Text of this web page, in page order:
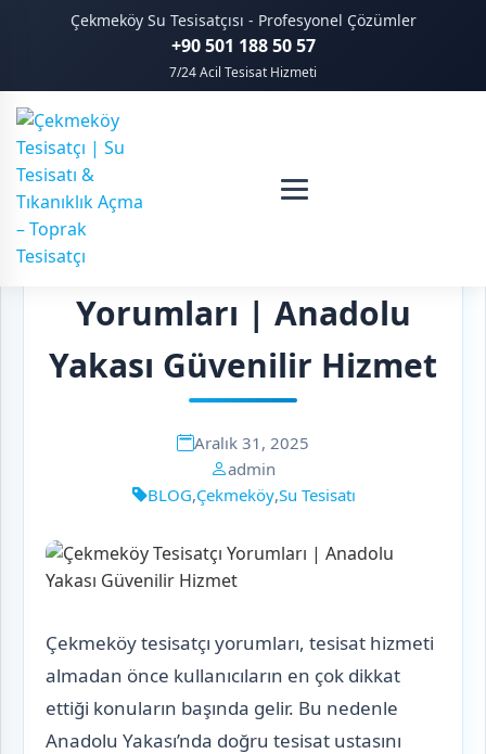
Çekmeköy Su Tesisatçısı - Profesyonel Çözümler
+90 501 188 50 57
7/24 Acil Tesisat Hizmeti
Yorumları | Anadolu
Yakası Güvenilir Hizmet
Aralık 31, 2025
admin
BLOG,Çekmeköy,Su Tesisatı
Çekmeköy tesisatçı yorumları, tesisat hizmeti
almadan önce kullanıcıların en çok dikkat
ettiği konuların başında gelir. Bu nedenle
Anadolu Yakası’nda doğru tesisat ustasını